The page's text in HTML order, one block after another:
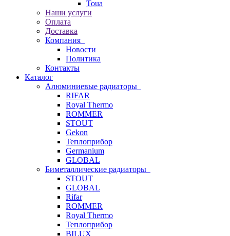
Toua
Наши услуги
Оплата
Доставка
Компания
Новости
Политика
Контакты
Каталог
Алюминиевые радиаторы
RIFAR
Royal Thermo
ROMMER
STOUT
Gekon
Теплоприбор
Germanium
GLOBAL
Биметаллические радиаторы
STOUT
GLOBAL
Rifar
ROMMER
Royal Thermo
Теплоприбор
BILUX